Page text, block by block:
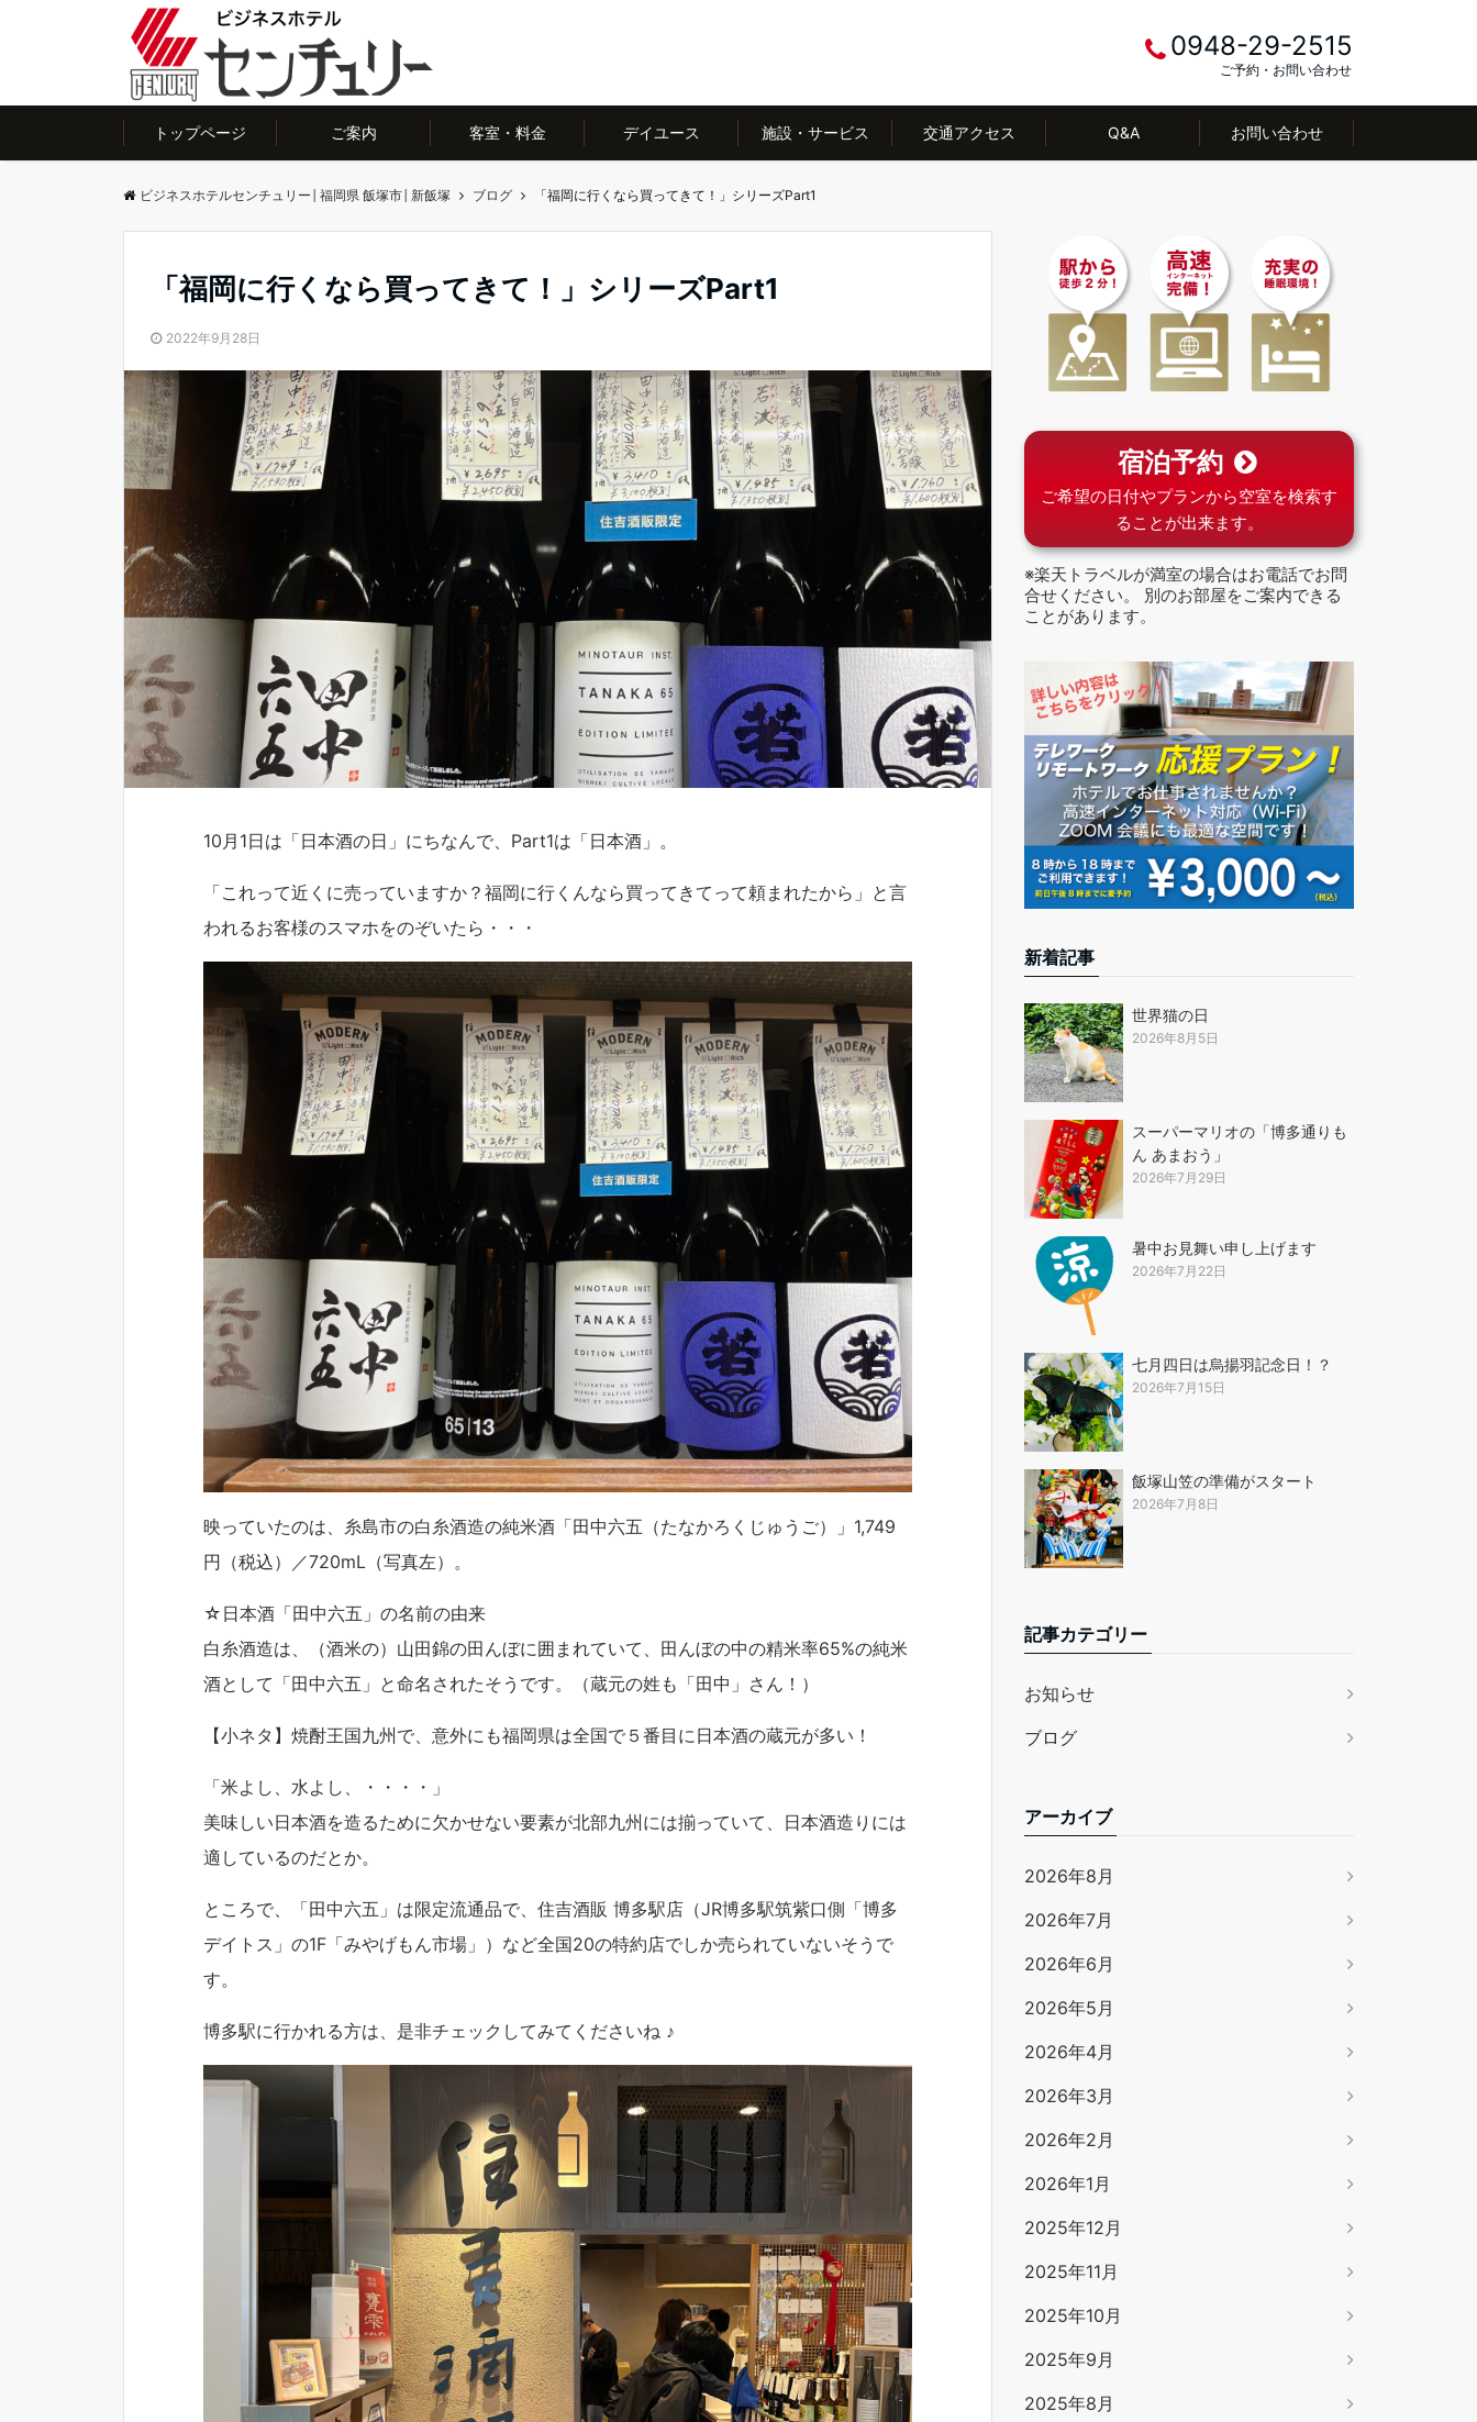
0948-29-2515
ご予約・お問い合わせ
トップページ ご案内 客室・料金 デイユース 施設・サービス 交通アクセス Q&A お問い合わせ
ビジネスホテルセンチュリー│福岡県 飯塚市│新飯塚 ブログ 「福岡に行くなら買ってきて！」シリーズPart1
「福岡に行くなら買ってきて！」シリーズPart1
2022年9月28日
10月1日は「日本酒の日」にちなんで、Part1は「日本酒」。
「これって近くに売っていますか？福岡に行くんなら買ってきてって頼まれたから」と言
われるお客様のスマホをのぞいたら・・・
映っていたのは、糸島市の白糸酒造の純米酒「田中六五（たなかろくじゅうご）」1,749
円（税込）／720mL（写真左）。
☆日本酒「田中六五」の名前の由来
白糸酒造は、（酒米の）山田錦の田んぼに囲まれていて、田んぼの中の精米率65%の純米
酒として「田中六五」と命名されたそうです。（蔵元の姓も「田中」さん！）
【小ネタ】焼酎王国九州で、意外にも福岡県は全国で５番目に日本酒の蔵元が多い！
「米よし、水よし、・・・・」
美味しい日本酒を造るために欠かせない要素が北部九州には揃っていて、日本酒造りには
適しているのだとか。
ところで、「田中六五」は限定流通品で、住吉酒販 博多駅店（JR博多駅筑紫口側「博多
デイトス」の1F「みやげもん市場」）など全国20の特約店でしか売られていないそうで
す。
博多駅に行かれる方は、是非チェックしてみてくださいね ♪
宿泊予約
ご希望の日付やプランから空室を検索す
ることが出来ます。
※楽天トラベルが満室の場合はお電話でお問
合せください。 別のお部屋をご案内できる
ことがあります。
新着記事
世界猫の日
2026年8月5日
スーパーマリオの「博多通りも
ん あまおう」
2026年7月29日
暑中お見舞い申し上げます
2026年7月22日
七月四日は烏揚羽記念日！？
2026年7月15日
飯塚山笠の準備がスタート
2026年7月8日
記事カテゴリー
お知らせ
ブログ
アーカイブ
2026年8月
2026年7月
2026年6月
2026年5月
2026年4月
2026年3月
2026年2月
2026年1月
2025年12月
2025年11月
2025年10月
2025年9月
2025年8月